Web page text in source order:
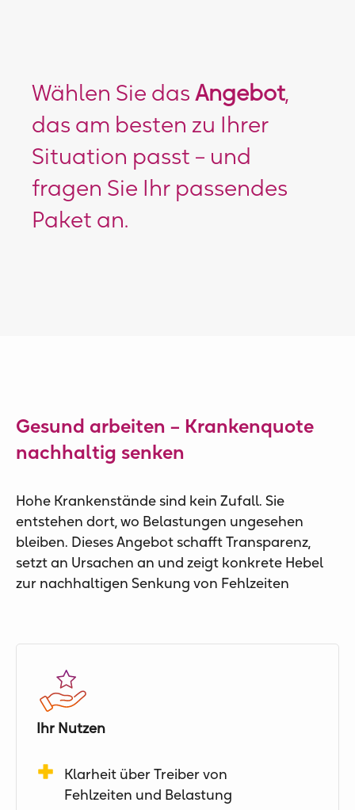
Wählen Sie dasAngebot,
das am besten zu Ihrer
Situation passt – und
fragen Sie Ihr passendes
Paket an.
Gesund arbeiten – Krankenquote
nachhaltig senken
Hohe Krankenstände sind kein Zufall. Sie
entstehen dort, wo Belastungen ungesehen
bleiben. Dieses Angebot schafft Transparenz,
setzt an Ursachen an und zeigt konkrete Hebel
zur nachhaltigen Senkung von Fehlzeiten
Ihr Nutzen
Klarheit über Treiber von
Fehlzeiten und Belastung